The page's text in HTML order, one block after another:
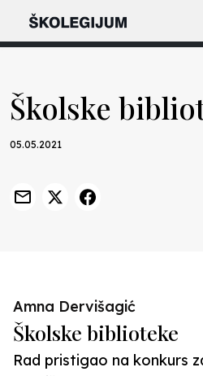
Školske
05.05.2021
Amna Dervišagić
Školske biblioteke
Rad pristigao na konkurs